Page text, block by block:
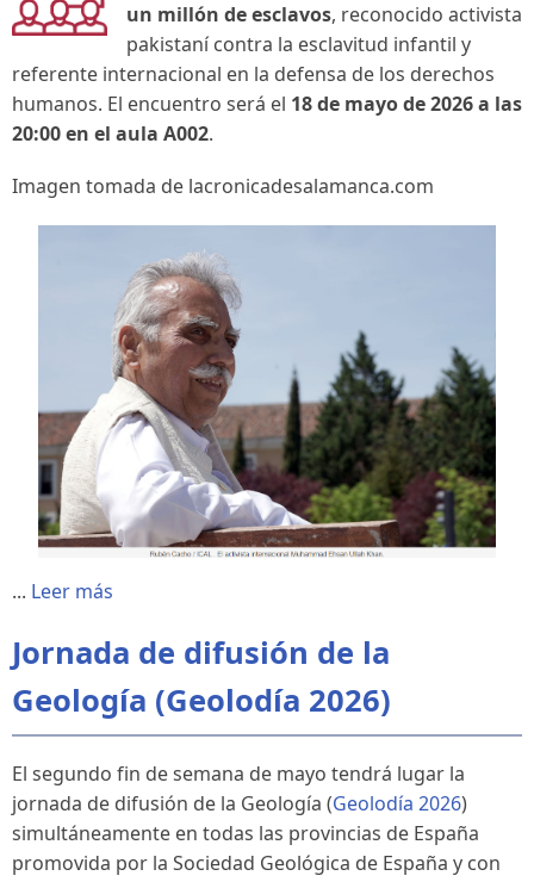
un millón de esclavos, reconocido activista
pakistaní contra la esclavitud infantil y
referente internacional en la defensa de los derechos
humanos. El encuentro será el 18 de mayo de 2026 a las
20:00 en el aula A002.
Imagen tomada de lacronicadesalamanca.com
... Leer más
Jornada de difusión de la
Geología (Geolodía 2026)
El segundo fin de semana de mayo tendrá lugar la
jornada de difusión de la Geología (Geolodía 2026)
simultáneamente en todas las provincias de España
promovida por la Sociedad Geológica de España y con